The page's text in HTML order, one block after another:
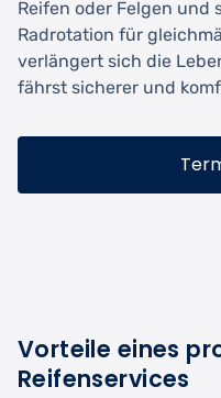
Reifen oder Felgen und
Radrotation für
verlängert sich die
fährst sicherer und
Vorteile eines
Reifenservices